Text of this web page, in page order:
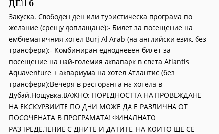
ДЕН 6
Закуска. Свободен ден или туристическа програма по
желание (срещу доплащане):- Билет за посещение на
емблематичния хотел Burj Al Arab (на английски език, без
трансфери);- Комбиниран еднодневен билет за
посещение на най-големия аквапарк в света Atlantis
Aquaventure + аквариума на хотел Атлантис (без
трансфери);Вечеря в ресторанта на хотела в
Дубай.Нощувка.ВАЖНО: ПОРЕДНОСТТА НА ПРОВЕЖДАНЕ
НА ЕКСКУРЗИИТЕ ПО ДНИ МОЖЕ ДА Е РАЗЛИЧНА ОТ
ПОСОЧЕНАТА В ПРОГРАМАТА! ФИНАЛНАТО
РАЗПРЕДЕЛЕНИЕ С ДНИТЕ И ДАТИТЕ, НА КОИТО ЩЕ СЕ